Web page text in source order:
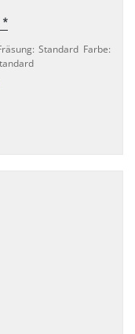
*
Standard Farbe: